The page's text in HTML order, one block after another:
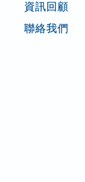
資訊回顧
聯絡我們